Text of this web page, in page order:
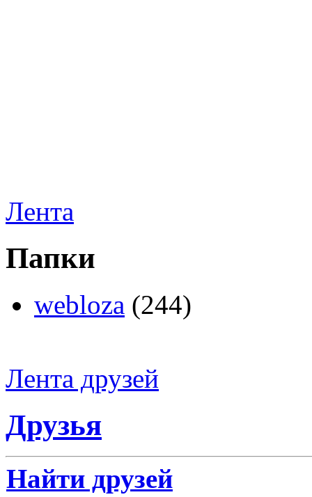
Лента
Папки
webloza (244)
Лента друзей
Друзья
Найти друзей